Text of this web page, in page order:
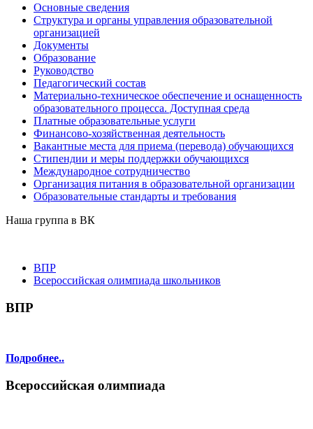
Основные сведения
Структура и органы управления образовательной
организацией
Документы
Образование
Руководство
Педагогический состав
Материально-техническое обеспечение и оснащенность
образовательного процесса. Доступная среда
Платные образовательные услуги
Финансово-хозяйственная деятельность
Вакантные места для приема (перевода) обучающихся
Стипендии и меры поддержки обучающихся
Международное сотрудничество
Организация питания в образовательной организации
Образовательные стандарты и требования
Наша группа в ВК
ВПР
Всероссийская олимпиада школьников
ВПР
Подробнее..
Всероссийская олимпиада